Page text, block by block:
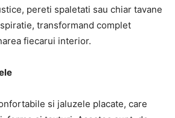
pereti spaletati sau chiar tavane
transformand complet
fiecarui interior.
si jaluzele placate, care